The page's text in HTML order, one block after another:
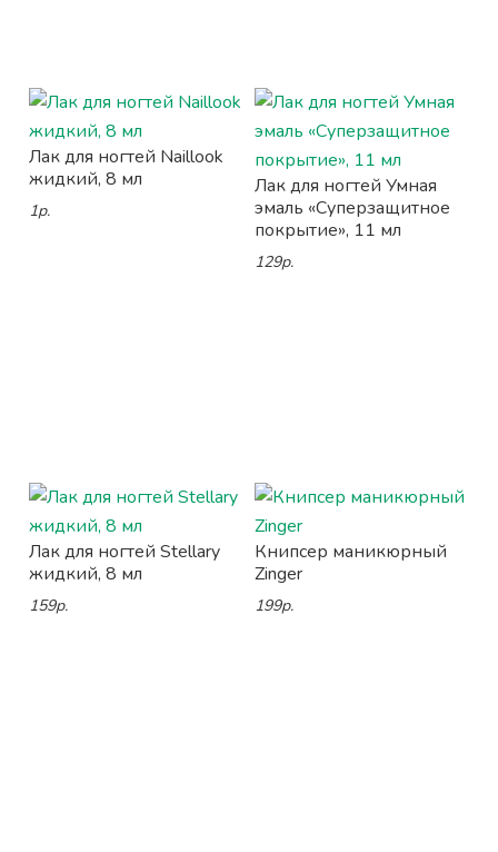
Лак для ногтей Naillook
жидкий, 8 мл
1р.
Лак для ногтей Умная
эмаль «Суперзащитное
покрытие», 11 мл
129р.
Лак для ногтей Stellary
жидкий, 8 мл
159р.
Книпсер маникюрный
Zinger
199р.